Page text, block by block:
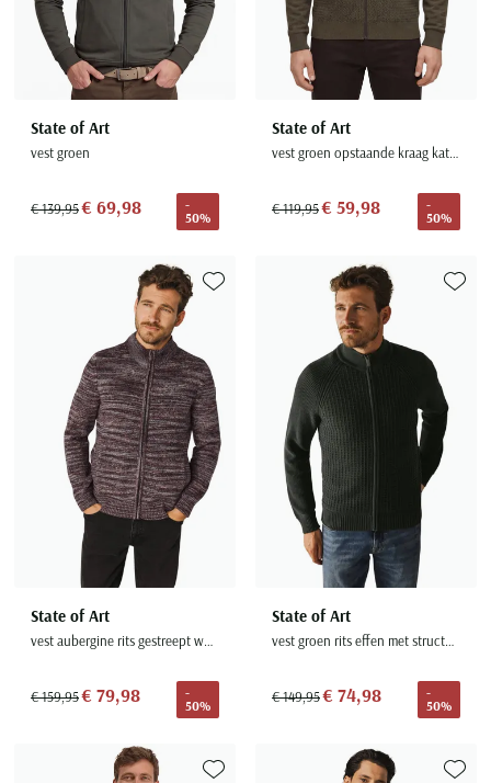
State of Art
vest groen
€ 139,95€ 69,98
-
50%
State of Art
vest groen opstaande kraag katoen
€ 119,95€ 59,98
-
50%
State of Art
vest aubergine rits gestreept wol gebreid
€ 159,95€ 79,98
-
50%
Toevoegen aan favorieten
State of Art
vest groen rits effen met structuur katoen
€ 149,95€ 74,98
-
50%